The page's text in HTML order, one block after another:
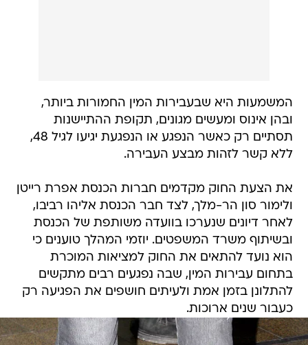
המשמעות היא שבעבירות המין החמורות ביותר,
ובהן אינוס ומעשים מגונים, תקופת ההתיישנות
תסתיים רק כאשר הנפגע או הנפגעת יגיעו לגיל 48,
ללא קשר לזהות מבצע העבירה.
את הצעת החוק מקדמים חברות הכנסת אפרת רייטן
ולימור סון הר-מלך, לצד חבר הכנסת אליהו רביבו,
לאחר דיונים שנערכו בוועדה משותפת של הכנסת
ובשיתוף משרד המשפטים. יוזמי המהלך טוענים כי
הוא נועד להתאים את החוק למציאות המוכרת
בתחום עבירות המין, שבה נפגעים רבים מתקשים
להתלונן בזמן אמת ולעיתים חושפים את הפגיעה רק
כעבור שנים ארוכות.